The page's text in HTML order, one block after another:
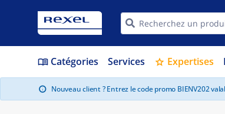
menu_book Catégories Services star Expertises
info Nouveau client ? Entrez le code promo BIENV202